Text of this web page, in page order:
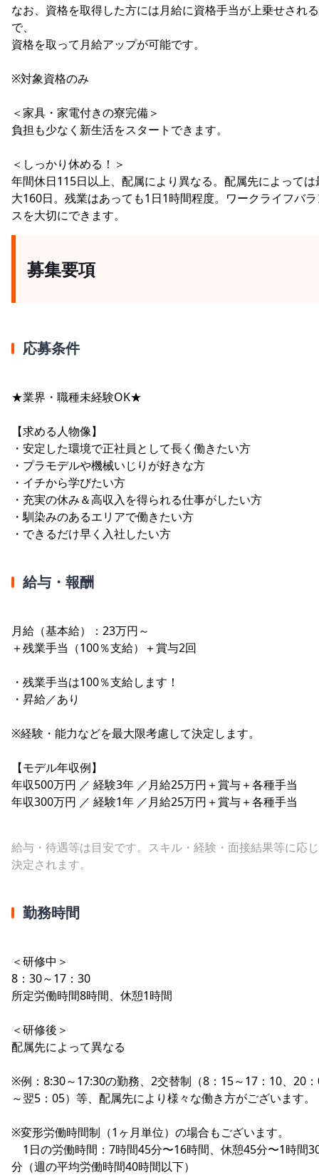
なお、資格を取得した方には月給に資格手当が上乗せされ
で、
資格を取って月給アップが可能です。
※対象資格のみ
＜家具・家電付きの寮完備＞
負担も少なく新生活をスタートできます。
＜しっかり休める！＞
年間休日115日以上、配属により異なる。配属先によっては
大160日。残業はあっても1日1時間程度。ワークライフバ
スを大切にできます。
募集要項
応募条件
★業界・職種未経験OK★
【求める人物像】
・安定した環境で正社員として長く働きたい方
・プラモデルや機械いじりが好きな方
・イチから学びたい方
・充実の休み＆高収入を得られる仕事がしたい方
・馴染みのあるエリアで働きたい方
・できるだけ早く入社したい方
給与・報酬
月給（基本給）：23万円～
＋残業手当（100％支給）＋賞与2回
・残業手当は100％支給します！
・昇給／あり
※経験・能力などを最大限考慮して決定します。
【モデル年収例】
年収500万円 ／ 経験3年 ／月給25万円＋賞与＋各種手当
年収300万円 ／ 経験1年 ／月給25万円＋賞与＋各種手当
給与・待遇等は目安です。スキル・経験・面接結果等に応
決定されます。
勤務時間
＜研修中＞
8：30～17：30
所定労働時間8時間、休憩1時間
＜研修後＞
配属先によって異なる
※例：8:30～17:30の勤務、2交替制（8：15～17：10、20
～翌5：05）等、配属先により様々な働き方がございます。
※変形労働時間制（1ヶ月単位）の場合もございます。
1日の労働時間：7時間45分〜16時間、休憩45分〜1時間
分（週の平均労働時間40時間以下）